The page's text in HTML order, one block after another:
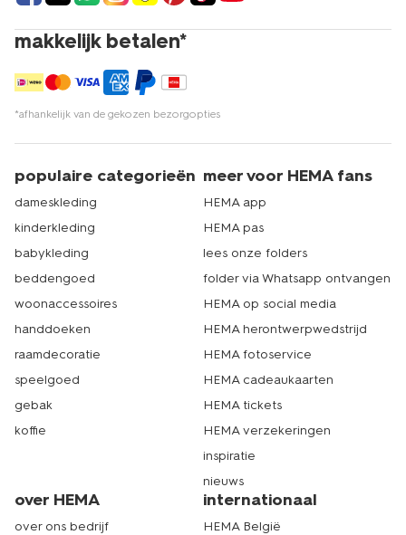
HEMA bij jou in de buurt. Dat is echt HEMA.
makkelijk betalen*
*afhankelijk van de gekozen bezorgopties
populaire categorieën
dameskleding
kinderkleding
babykleding
beddengoed
woonaccessoires
handdoeken
raamdecoratie
speelgoed
gebak
koffie
meer voor HEMA fans
HEMA app
HEMA pas
lees onze folders
folder via Whatsapp ontvangen
HEMA op social media
HEMA herontwerpwedstrijd
HEMA fotoservice
HEMA cadeaukaarten
HEMA tickets
HEMA verzekeringen
inspiratie
nieuws
over HEMA
over ons bedrijf
internationaal
HEMA België